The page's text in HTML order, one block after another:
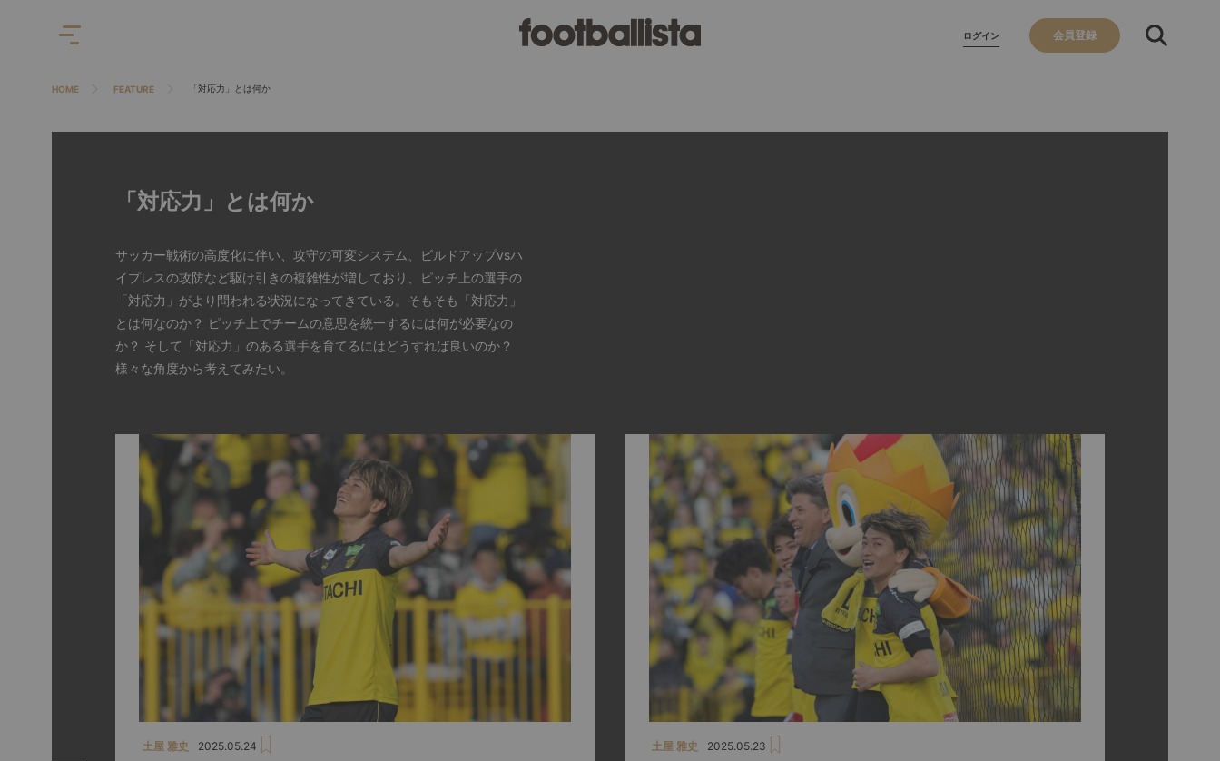
ログイン 会員登録
HOME FEATURE 「対応力」とは何か
「対応力」とは何か
サッカー戦術の高度化に伴い、攻守の可変システム、ビルドアップvsハ
イプレスの攻防など駆け引きの複雑性が増しており、ピッチ上の選手の
「対応力」がより問われる状況になってきている。そもそも「対応力」
とは何なのか？ ピッチ上でチームの意思を統一するには何が必要なの
か？ そして「対応力」のある選手を育てるにはどうすれば良いのか？
様々な角度から考えてみたい。
土屋 雅史 2025.05.24 土屋 雅史 2025.05.23